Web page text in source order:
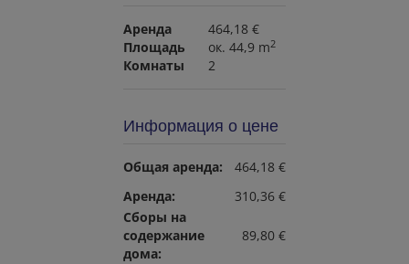
Аренда
464,18 €
Площадь
ок. 44,9 m2
Комнаты 2
Информация о цене
Общая аренда:
464,18 €
Аренда:
310,36 €
Сборы на
содержание
дома:
89,80 €